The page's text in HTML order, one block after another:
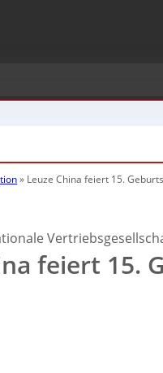
» Leuze China feiert 15.
feiert 15.